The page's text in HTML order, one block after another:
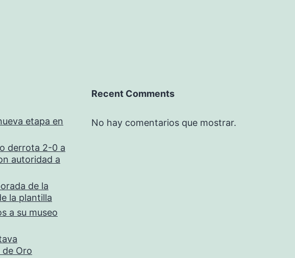
etapa en
derrota 2-0 a
autoridad a
de la
la plantilla
a su museo
Oro
Recent Comments
No hay comentarios que mostrar.